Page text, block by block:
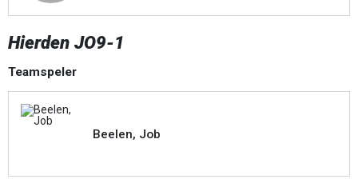
Hierden JO9-1
Teamspeler
Beelen, Job